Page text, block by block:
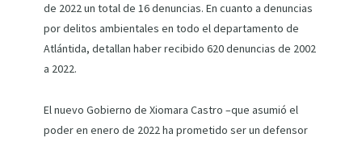
de 2022 un total de 16 denuncias. En cuanto a denuncias
por delitos ambientales en todo el departamento de
Atlántida, detallan haber recibido 620 denuncias de 2002
a 2022.
El nuevo Gobierno de Xiomara Castro –que asumió el
poder en enero de 2022 ha prometido ser un defensor